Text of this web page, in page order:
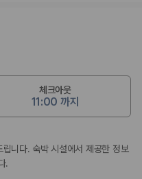
체크아웃
11:00 까지
니다. 숙박 시설에서 제공한 정보
.